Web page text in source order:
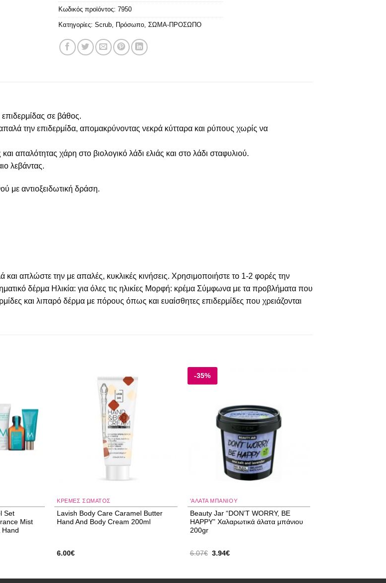
Κωδικός προϊόντος: 7950
Κατηγορίες: Scrub, Πρόσωπο, ΣΩΜΑ-ΠΡΟΣΩΠΟ
επιδερμίδας σε βάθος.
την επιδερμίδα, απομακρύνοντας νεκρά κύτταρα και ρύπους χωρίς να
απαλότητας χάρη στο βιολογικό λάδι ελιάς και στο λάδι σταφυλιού.
λεβάντας.
με αντιοξειδωτική δράση.
απλώστε την με απαλές, κυκλικές κινήσεις. Χρησιμοποιήστε το 1-2 φορές την
δέρμα Ηλικία: για όλες τις ηλικίες Μορφή: κρέμα Σύμφωνα με τα προβλήματα που
και λιπαρό δέρμα με πόρους όπως και ευαίσθητες επιδερμίδες που χρειάζονται
Set
Mist
Hand
ΚΡΈΜΕΣ ΣΏΜΑΤΟΣ
Lavish Body Care Caramel Butter
Ηand And Body Cream 200ml
6.00€
-35%
'ΑΛΑΤΑ ΜΠΆΝΙΟΥ
Beauty Jar “DON’T WORRY, BE
HAPPY” Χαλαρωτικά άλατα μπάνιου
200gr
6.07€ Original
3.94€Η
3.94€.